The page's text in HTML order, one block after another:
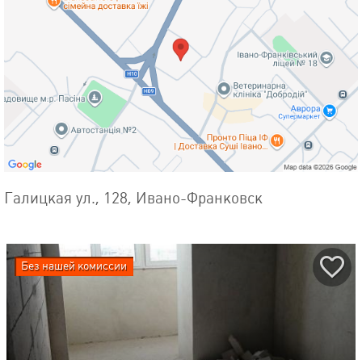
Галицкая ул., 128, Ивано-Франковск
Без нашей комиссии